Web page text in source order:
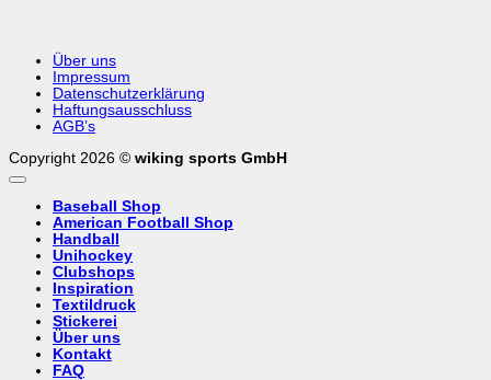
Über uns
Impressum
Datenschutzerklärung
Haftungsausschluss
AGB’s
Copyright 2026 © wiking sports GmbH
Baseball Shop
American Football Shop
Handball
Unihockey
Clubshops
Inspiration
Textildruck
Stickerei
Über uns
Kontakt
FAQ